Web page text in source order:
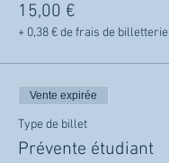
15,00 €
+ 0,38 € de frais de billetterie
Vente expirée
Type de billet
Prévente étudiant